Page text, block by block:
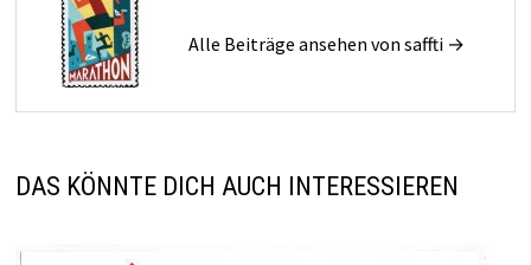
Alle Beiträge ansehen von saffti →
DAS KÖNNTE DICH AUCH INTERESSIEREN